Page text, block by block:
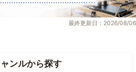
最終更新日：2026/08/06
ンルから探す